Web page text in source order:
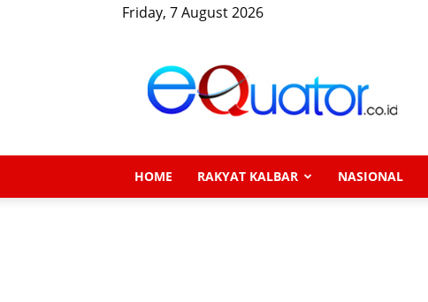
Friday, 7 August 2026
HOME RAKYAT KALBAR NASIONAL